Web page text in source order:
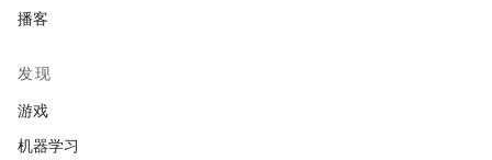
播客
发现
游戏
机器学习